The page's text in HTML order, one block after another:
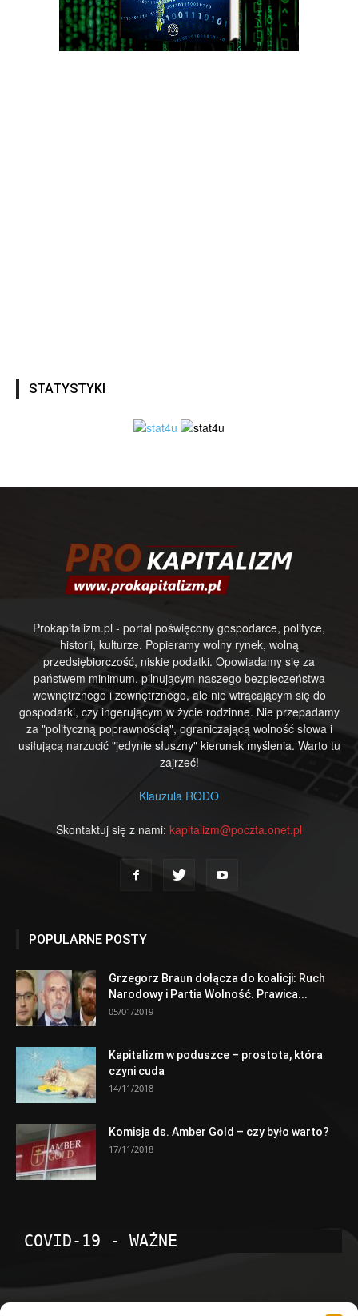
STATYSTYKI
Prokapitalizm.pl - portal poświęcony gospodarce, polityce,
historii, kulturze. Popieramy wolny rynek, wolną
przedsiębiorczość, niskie podatki. Opowiadamy się za
państwem minimum, pilnującym naszego bezpieczeństwa
wewnętrznego i zewnętrznego, ale nie wtrącającym się do
gospodarki, czy ingerującym w życie rodzinne. Nie przepadamy
za "polityczną poprawnością", ograniczającą wolność słowa i
usiłującą narzucić "jedynie słuszny" kierunek myślenia. Warto tu
zajrzeć!
Klauzula RODO
Skontaktuj się z nami: kapitalizm@poczta.onet.pl
POPULARNE POSTY
Grzegorz Braun dołącza do koalicji: Ruch
Narodowy i Partia Wolność. Prawica...
05/01/2019
Kapitalizm w poduszce – prostota, która
czyni cuda
14/11/2018
Komisja ds. Amber Gold – czy było warto?
17/11/2018
COVID-19 - WAŻNE